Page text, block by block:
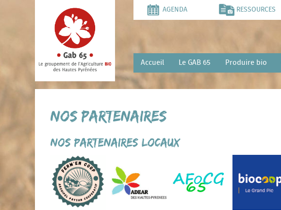
AGENDA RESSOURCES
Accueil Le GAB 65 Produire bio
Nos partenaires
Nos partenaires locaux